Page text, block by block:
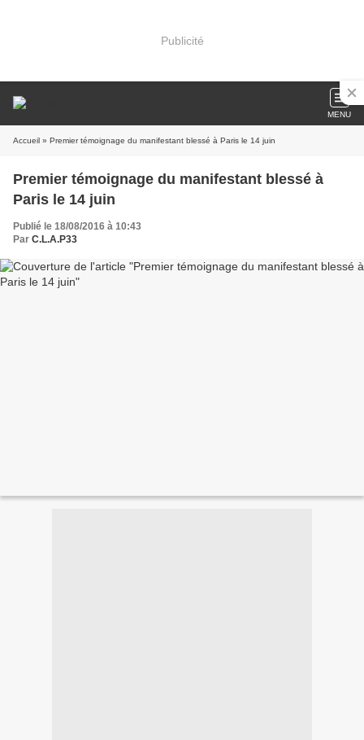
Publicité
MENU
Accueil » Premier témoignage du manifestant blessé à Paris le 14 juin
Premier témoignage du manifestant blessé à
Paris le 14 juin
Publié le 18/08/2016 à 10:43
Par C.L.A.P33